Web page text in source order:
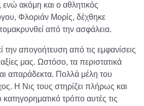
ενώ ακόμη και ο αθλητικός
Φλοριάν Μορίς, δέχθηκε
από την ασφάλεια.
την απογοήτευση από τις εμφανίσεις
μας. Ωστόσο, τα περιστατικά
απαράδεκτα. Πολλά μέλη του
Η Νις τους στηρίζει πλήρως και
κατηγορηματικό τρόπο αυτές τις